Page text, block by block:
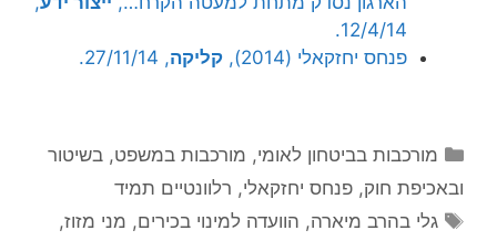
12/4/14.
פנחס יחזקאלי (2014),
קליקה, 27/11/14.
קטגוריות
מורכבות בביטחון לאומי, מורכבות במשפט, בשיטור
ובאכיפת חוק, פנחס יחזקאלי, רלוונטיים תמיד
תגיות
גלי בהרב מיארה, הוועדה למינוי בכירים, מני מזוז,